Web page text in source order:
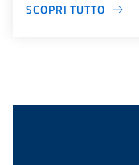
SCOPRI TUTTO